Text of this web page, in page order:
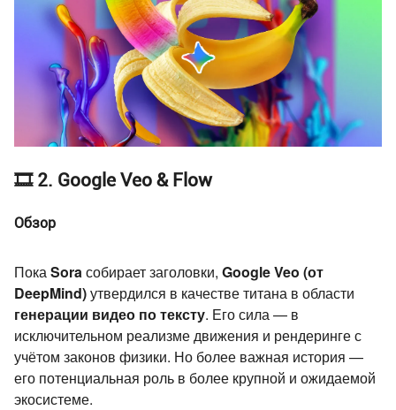
🎞️ 2. Google Veo & Flow
Обзор
Пока Sora собирает заголовки, Google Veo (от
DeepMind)утвердился в качестве титана в области
генерации видео по тексту. Его сила — в
исключительном реализме движения и рендеринге с
учётом законов физики. Но более важная история —
его потенциальная роль в более крупной и ожидаемой
экосистеме.